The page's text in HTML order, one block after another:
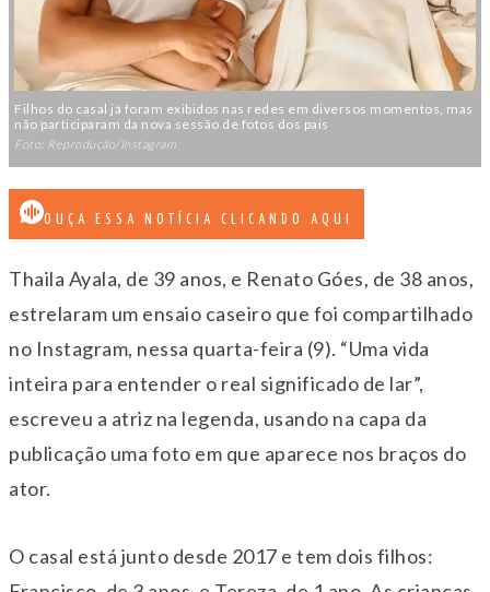
Filhos do casal já foram exibidos nas redes em diversos momentos, mas
não participaram da nova sessão de fotos dos pais
Foto: Reprodução/Instagram
OUÇA ESSA NOTÍCIA CLICANDO AQUI
Thaila Ayala, de 39 anos, e Renato Góes, de 38 anos,
estrelaram um ensaio caseiro que foi compartilhado
no Instagram, nessa quarta-feira (9). “Uma vida
inteira para entender o real significado de lar”,
escreveu a atriz na legenda, usando na capa da
publicação uma foto em que aparece nos braços do
ator.
O casal está junto desde 2017 e tem dois filhos: